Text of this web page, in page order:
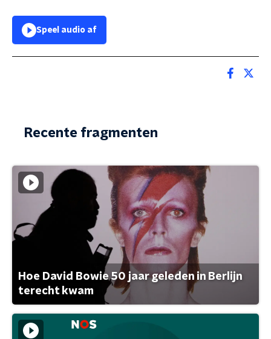
Speel audio af
Recente fragmenten
Hoe David Bowie 50 jaar geleden in Berlijn
terecht kwam